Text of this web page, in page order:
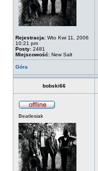
Rejestracja: Wto Kwi 11, 2006
10:21 pm
Posty: 2481
Miejscowość: New Salt
Góra
bobski66
Beatlesiak